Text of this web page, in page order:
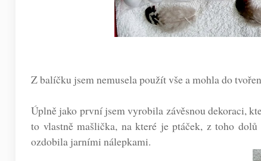
Z balíčku jsem nemusela použít vše a mohla do
Úplně jako první jsem vyrobila závěsnou dekoraci,
to vlastně mašlička, na které je ptáček, z toho
ozdobila jarními nálepkami.